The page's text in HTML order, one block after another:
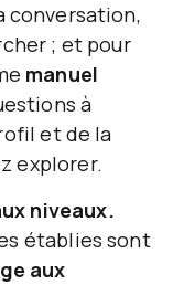
conversation,
; et pour
manuel
à
et de la
explorer.
niveaux.
établies sont
aux